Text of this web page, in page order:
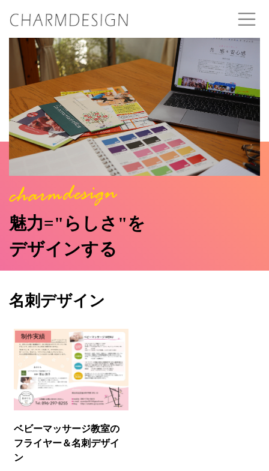
魅力="らしさ"を
デザインする
名刺デザイン
制作実績
ベビーマッサージ教室の
フライヤー＆名刺デザイ
ン